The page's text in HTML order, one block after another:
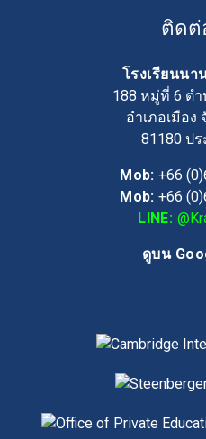
ติดต่
โรงเรียนนา
188 หมู่ที่ 6 ต
อำเภอเมือง
81180 ปร
Mob: +66
Mob: +66
LINE:
ดูบน